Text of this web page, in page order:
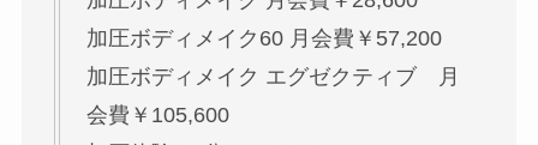
加圧ボディメイク60 月会費￥57,200
加圧ボディメイク エグゼクティブ 月
会費￥105,600